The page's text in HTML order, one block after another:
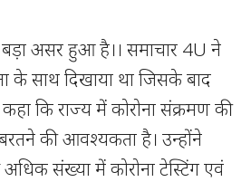
बड़ा असर हुआ है।। समाचार 4U ने
के साथ दिखाया था जिसके बाद
कहा कि राज्य में कोरोना संक्रमण की
की आवश्यकता है। उन्होंने
संख्या में कोरोना टेस्टिंग एवं